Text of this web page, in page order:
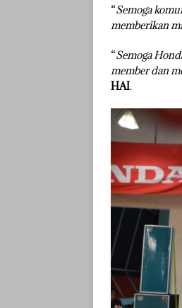
“Semoga
memberikan
“Semoga
member dan
HAI.